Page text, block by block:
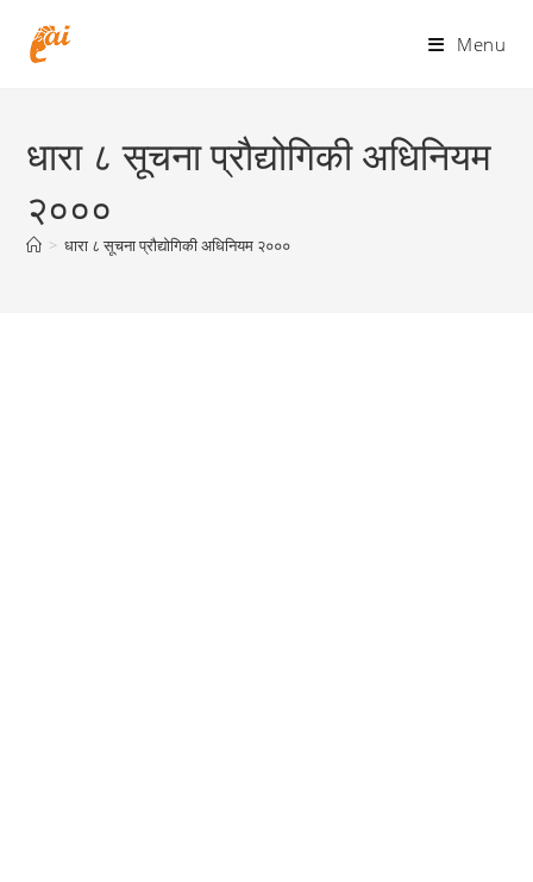
Menu
धारा ८ सूचना प्रौद्योगिकी अधिनियम
२०००
> धारा ८ सूचना प्रौद्योगिकी अधिनियम २०००